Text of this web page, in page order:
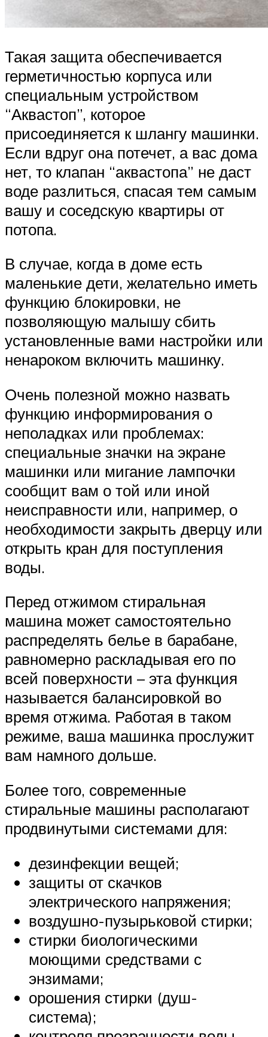
Такая защита обеспечивается
герметичностью корпуса или
специальным устройством
“Аквастоп”, которое
присоединяется к шлангу машинки.
Если вдруг она потечет, а вас дома
нет, то клапан “аквастопа” не даст
воде разлиться, спасая тем самым
вашу и соседскую квартиры от
потопа.
В случае, когда в доме есть
маленькие дети, желательно иметь
функцию блокировки, не
позволяющую малышу сбить
установленные вами настройки или
ненароком включить машинку.
Очень полезной можно назвать
функцию информирования о
неполадках или проблемах:
специальные значки на экране
машинки или мигание лампочки
сообщит вам о той или иной
неисправности или, например, о
необходимости закрыть дверцу или
открыть кран для поступления
воды.
Перед отжимом стиральная
машина может самостоятельно
распределять белье в барабане,
равномерно раскладывая его по
всей поверхности – эта функция
называется балансировкой во
время отжима. Работая в таком
режиме, ваша машинка прослужит
вам намного дольше.
Более того, современные
стиральные машины располагают
продвинутыми системами для:
дезинфекции вещей;
защиты от скачков
электрического напряжения;
воздушно-пузырьковой стирки;
стирки биологическими
моющими средствами с
энзимами;
орошения стирки (душ-
система);